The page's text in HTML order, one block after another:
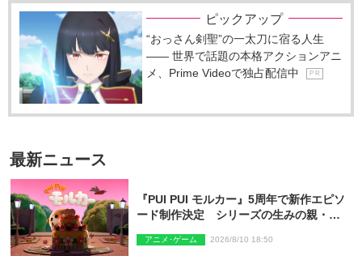
ピックアップ
“おっさん剣聖”の一太刀に宿る人生
―― 世界で話題の本格アクションアニ
メ、Prime Videoで独占配信中
P R
最新ニュース
『PUI PUI モルカー』5周年で新作エピソ
ード制作決定 シリーズの生みの親・見
アニメ･ゲーム 2026/8/10 18:50